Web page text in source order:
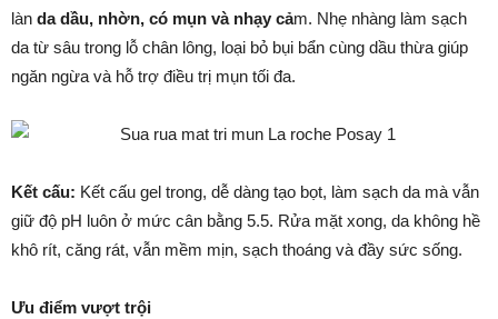
làn da dầu, nhờn, có mụn và nhạy cảm. Nhẹ nhàng làm sạch
da từ sâu trong lỗ chân lông, loại bỏ bụi bẩn cùng dầu thừa giúp
ngăn ngừa và hỗ trợ điều trị mụn tối đa.
Kết cấu: Kết cấu gel trong, dễ dàng tạo bọt, làm sạch da mà vẫn
giữ độ pH luôn ở mức cân bằng 5.5. Rửa mặt xong, da không hề
khô rít, căng rát, vẫn mềm mịn, sạch thoáng và đầy sức sống.
Ưu điểm vượt trội